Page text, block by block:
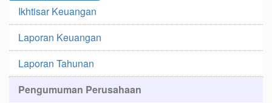
Ikhtisar Keuangan
Laporan Keuangan
Laporan Tahunan
Pengumuman Perusahaan